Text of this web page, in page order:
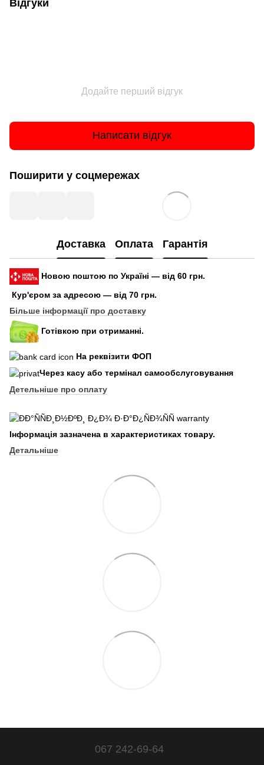
Відгуки
Додайте перший відгук
Написати відгук
Поширити у соцмережах
Доставка Оплата Гарантія
Новою поштою по Україні — від 60 грн.
Кур'єром за адресою — від 70 грн.
Більше інформації про доставку
Готівкою при отриманні.
На реквізити ФОП
Через касу або термінал самообслуговування
Детельніше про оплату
Інформація зазначена в характеристиках товару.
Детальніше
067 242-69-64